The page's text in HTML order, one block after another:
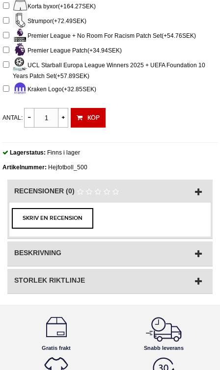
Korta byxor(+164.27SEK)
Strumpor(+72.49SEK)
Premier League + No Room For Racism Patch Set(+54.76SEK)
Premier League Patch(+34.94SEK)
UCL Starball Europa League Winners 2025 + UEFA Foundation 10
Years Patch Set(+57.89SEK)
Kraken Logo(+32.85SEK)
ANTAL: KÖP
Lagerstatus: Finns i lager
Artikelnummer: Hejfotboll_500
RECENSIONER (0)
SKRIV EN RECENSION
BESKRIVNING
STORLEK RIKTLINJE
Gratis frakt Snabb leverans